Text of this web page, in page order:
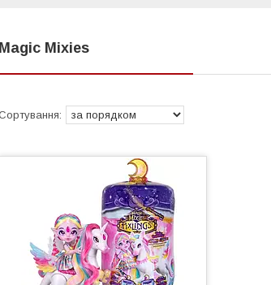
Magic Mixies